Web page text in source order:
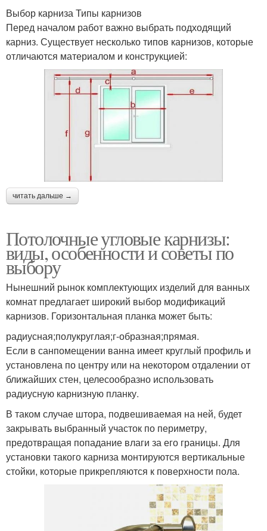
Выбор карниза Типы карнизов
Перед началом работ важно выбрать подходящий
карниз. Существует несколько типов карнизов, которые
отличаются материалом и конструкцией:
читать дальше →
Потолочные угловые карнизы:
виды, особенности и советы по
выбору
Нынешний рынок комплектующих изделий для ванных
комнат предлагает широкий выбор модификаций
карнизов. Горизонтальная планка может быть:
радиусная;полукруглая;г-образная;прямая.
Если в санпомещении ванна имеет круглый профиль и
установлена по центру или на некотором отдалении от
ближайших стен, целесообразно использовать
радиусную карнизную планку.
В таком случае штора, подвешиваемая на ней, будет
закрывать выбранный участок по периметру,
предотвращая попадание влаги за его границы. Для
установки такого карниза монтируются вертикальные
стойки, которые прикрепляются к поверхности пола.